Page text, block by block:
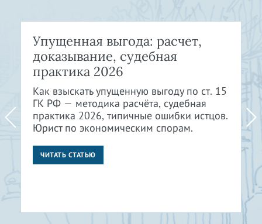
Упущенная выгода: расчет,
доказывание, судебная
практика 2026
Как взыскать упущенную выгоду по ст. 15
ГК РФ — методика расчёта, судебная
практика 2026, типичные ошибки истцов.
Юрист по экономическим спорам.
ЧИТАТЬ СТАТЬЮ